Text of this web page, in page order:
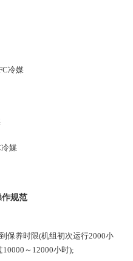
冷媒
冷媒
规范
保养时限(机组初次运行2000小
～12000小时);